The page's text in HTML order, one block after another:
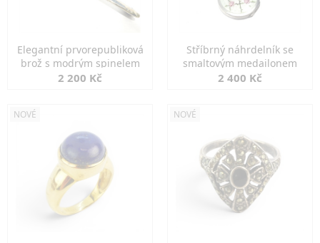
Elegantní prvorepubliková
brož s modrým spinelem
2 200 Kč
Stříbrný náhrdelník se
smaltovým medailonem
2 400 Kč
NOVÉ NOVÉ